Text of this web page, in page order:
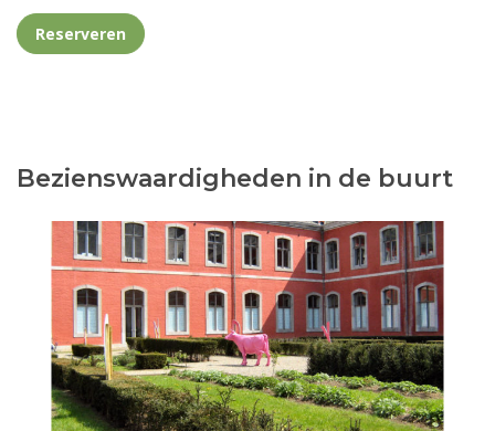
Reserveren
Bezienswaardigheden in de buurt